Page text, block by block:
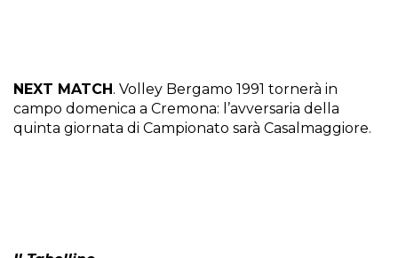
NEXT MATCH. Volley Bergamo 1991 tornerà in
campo domenica a Cremona: l’avversaria della
quinta giornata di Campionato sarà Casalmaggiore.